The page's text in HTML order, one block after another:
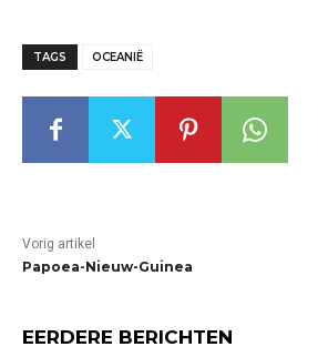
TAGS OCEANIË
Vorig artikel
Papoea-Nieuw-Guinea
EERDERE BERICHTEN